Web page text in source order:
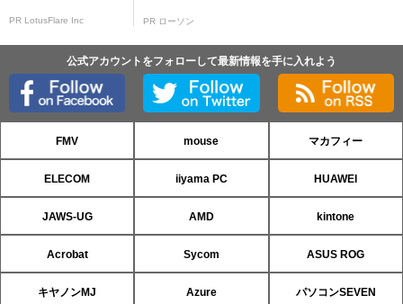
PR LotusFlare Inc PR ローソン
公式アカウントをフォローして最新情報を手に入れよう
FMV mouse マカフィー
ELECOM iiyama PC HUAWEI
JAWS-UG AMD kintone
Acrobat Sycom ASUS ROG
キヤノンMJ Azure パソコンSEVEN